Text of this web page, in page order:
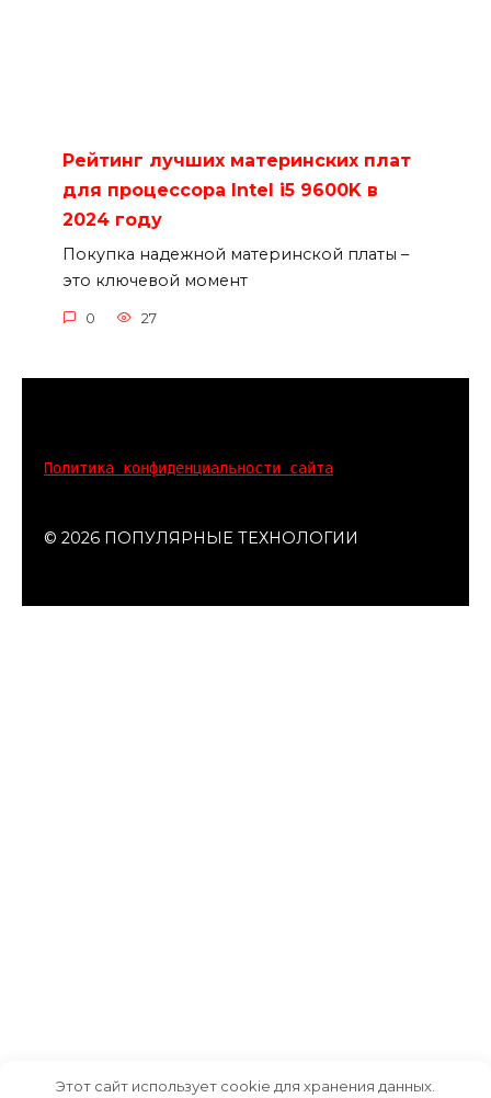
Рейтинг лучших материнских плат
для процессора Intel i5 9600K в
2024 году
Покупка надежной материнской платы –
это ключевой момент
0 27
Политика конфиденциальности сайта
© 2026 ПОПУЛЯРНЫЕ ТЕХНОЛОГИИ
Этот сайт использует cookie для хранения данных.